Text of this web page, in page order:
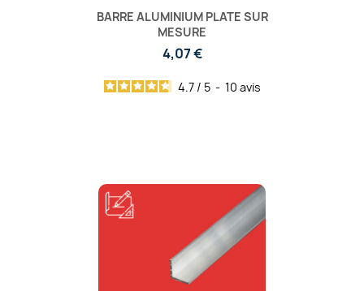
BARRE ALUMINIUM PLATE SUR
MESURE
4,07 €
4.7 / 5 - 10 avis